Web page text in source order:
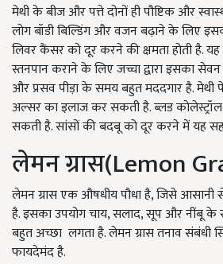
मेथी के बीज और पत्ते दोनों ही पौष्टिक और
लोग बॉडी बिल्डिंग और वजन बढ़ाने के लिए
लिवर कैंसर को दूर करने की क्षमता होती है.
स्तनपान कराने के लिए जच्चा द्वारा इसका सेवन
और प्रसव पीड़ा के समय बहुत मददगार है.
अल्सर का इलाज कर सकती है. ब्लड
सकती है. सांसों की बदबू को दूर करने में यह
लेमन ग्रास(Lemon
लेमन ग्रास एक औषधीय पौधा है, जिसे आसानी
है. इसका उपयोग चाय, सलाद, सूप और नींबू के
बहुत अच्छा लगता है. लेमन ग्रास तनाव संबंधी
फायदेमंद है.